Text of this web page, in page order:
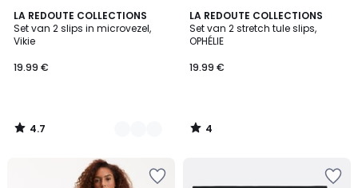
LA REDOUTE COLLECTIONS
Set van 2 slips in microvezel,
Vikie
19.99 €
4.7
/ 5
3
Kleuren
4.7
/
LA REDOUTE COLLECTIONS
Set van 2 stretch tule slips,
OPHÉLIE
19.99 €
4
/
5
4
/